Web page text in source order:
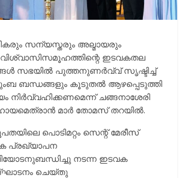
സന്യസ്തരും അല്മായരും
ഇടവകതല
സഭയില്‍ പുത്തനുണര്‍വ്വ് സൃഷ്ടിച്ച്
ബന്ധങ്ങളും കൂടുതല്‍ ആഴപ്പെടുത്തി
നിര്‍വ്വഹിക്കണമെന്ന് ചങ്ങനാശേരി
മാര്‍ തോമസ് തറയില്‍.
പൊടിമറ്റം സെന്റ് മേരീസ്
പ്രഖ്യാപന
നടന്ന ഇടവക
ചെയ്തു